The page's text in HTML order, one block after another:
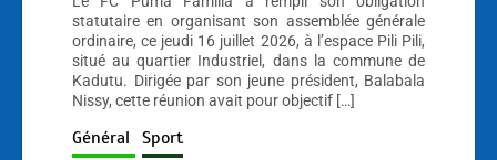
statutaire en organisant son assemblée générale
ordinaire, ce jeudi 16 juillet 2026, à l’espace Pili Pili,
situé au quartier Industriel, dans la commune de
Kadutu. Dirigée par son jeune président, Balabala
Nissy, cette réunion avait pour objectif […]
Général Sport